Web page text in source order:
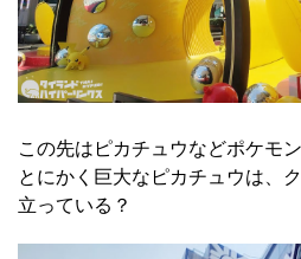
この先はピカチュウなどポケモ
とにかく巨大なピカチュウは、
立っている？